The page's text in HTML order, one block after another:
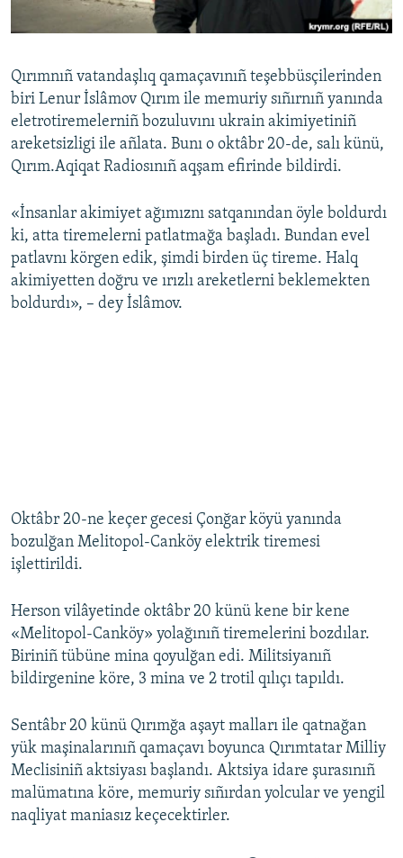
RFE/RS bütün saytları
Qırımnıñ vatandaşlıq qamaçavınıñ teşebbüsçilerinden
biri Lenur İslâmov Qırım ile memuriy sıñırnıñ yanında
eletrotiremelerniñ bozuluvını ukrain akimiyetiniñ
areketsizligi ile añlata. Bunı o oktâbr 20-de, salı künü,
Qırım.Aqiqat Radiosınıñ aqşam efirinde bildirdi.
«İnsanlar akimiyet ağımıznı satqanından öyle boldurdı
ki, atta tiremelerni patlatmağa başladı. Bundan evel
patlavnı körgen edik, şimdi birden üç tireme. Halq
akimiyetten doğru ve ırızlı areketlerni beklemekten
boldurdı», – dey İslâmov.
Oktâbr 20-ne keçer gecesi Çonğar köyü yanında
bozulğan Melitopol-Canköy elektrik tiremesi
işlettirildi.
Herson vilâyetinde oktâbr 20 künü kene bir kene
«Melitopol-Canköy» yolağınıñ tiremelerini bozdılar.
Biriniñ tübüne mina qoyulğan edi. Militsiyanıñ
bildirgenine köre, 3 mina ve 2 trotil qılıçı tapıldı.
Sentâbr 20 künü Qırımğa aşayt malları ile qatnağan
yük maşinalarınıñ qamaçavı boyunca Qırımtatar Milliy
Meclisiniñ aktsiyası başlandı. Aktsiya idare şurasınıñ
malümatına köre, memuriy sıñırdan yolcular ve yengil
naqliyat maniasız keçecektirler.